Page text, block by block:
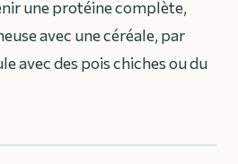
une protéine complète,
avec une céréale, par
avec des pois chiches ou du